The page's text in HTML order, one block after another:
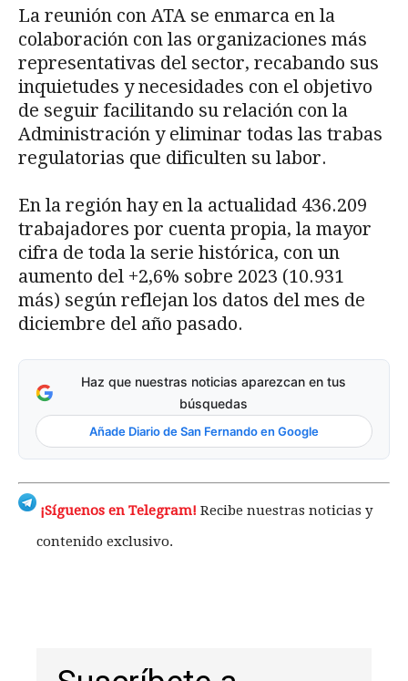
La reunión con ATA se enmarca en la
colaboración con las organizaciones más
representativas del sector, recabando sus
inquietudes y necesidades con el objetivo
de seguir facilitando su relación con la
Administración y eliminar todas las trabas
regulatorias que dificulten su labor.
En la región hay en la actualidad 436.209
trabajadores por cuenta propia, la mayor
cifra de toda la serie histórica, con un
aumento del +2,6% sobre 2023 (10.931
más) según reflejan los datos del mes de
diciembre del año pasado.
Haz que nuestras noticias aparezcan en tus
búsquedas
Añade Diario de San Fernando en Google
¡Síguenos en Telegram! Recibe nuestras noticias y
contenido exclusivo.